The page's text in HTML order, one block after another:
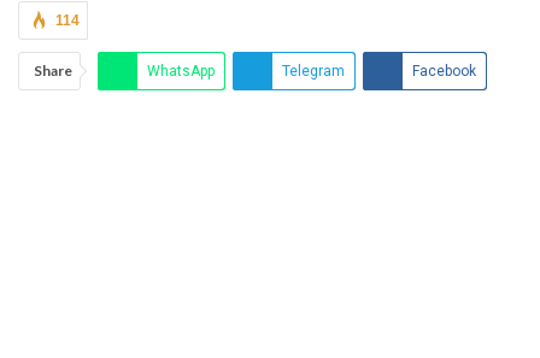
114
Share WhatsApp Telegram Facebook